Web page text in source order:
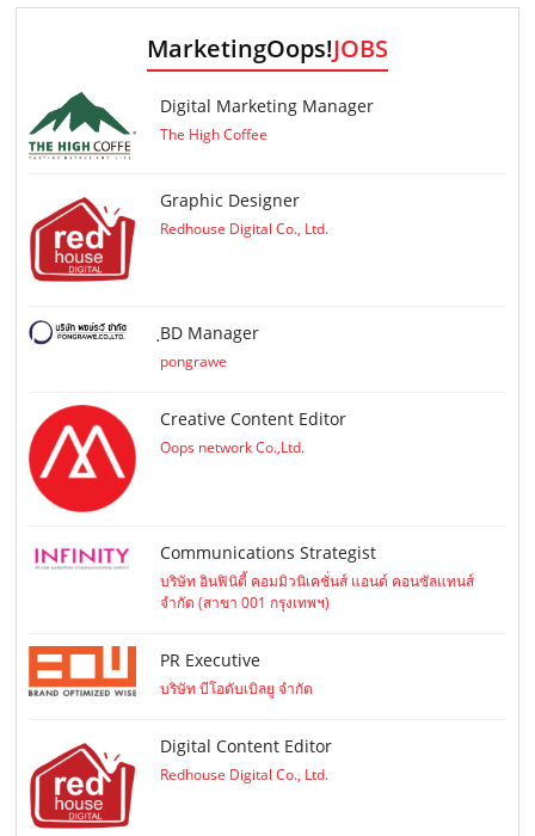
MarketingOops!JOBS
Digital Marketing Manager
The High Coffee
Graphic Designer
Redhouse Digital Co., Ltd.
ฺBD Manager
pongrawe
Creative Content Editor
Oops network Co.,Ltd.
Communications Strategist
บริษัท อินฟินิตี้ คอมมิวนิเคชั่นส์ แอนด์ คอนซัลแทนส์
จำกัด (สาขา 001 กรุงเทพฯ)
PR Executive
บริษัท บีโอดับเบิลยู จำกัด
Digital Content Editor
Redhouse Digital Co., Ltd.